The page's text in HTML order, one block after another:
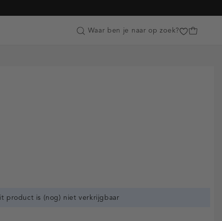
Customer Care
Waar ben je naar op zoek?
product is (nog) niet verkrijgbaar